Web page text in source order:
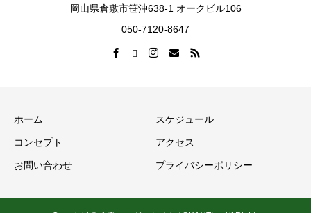
岡山県倉敷市笹沖638-1 オークビル106
050-7120-8647
ホーム スケジュール
コンセプト アクセス
お問い合わせ プライバシーポリシー